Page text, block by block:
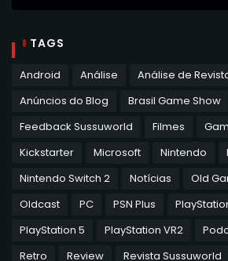
TAGS
Android Análise
Análise de
Anúncios do Blog
Brasil Game Show
Feedback Sussuworld
Filmes
Kickstarter
Microsoft Nintendo
Nintendo Switch 2
Notícias Old
Oldcast
PC PSN Plus
PlayStation 5
PlayStation VR2
Retro
Review Revista Sussuworld